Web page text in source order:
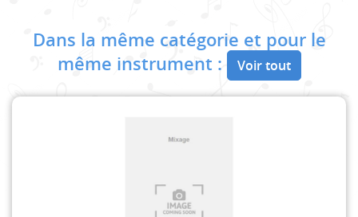
Dans la même catégorie et pour le
même instrument :
Voir tout